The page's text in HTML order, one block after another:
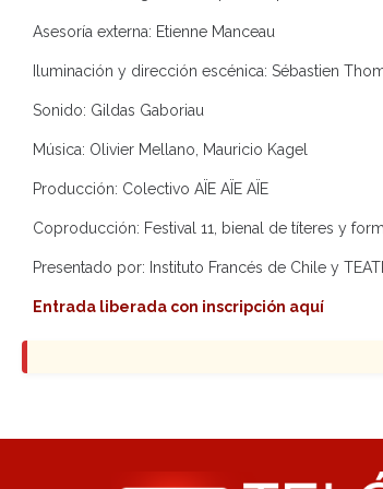
Asesoría externa: Etienne Manceau
Iluminación y dirección escénica: Sébastien
Sonido: Gildas Gaboriau
Música: Olivier Mellano, Mauricio Kagel
Producción: Colectivo AÏE AÏE AÏE
Coproducción: Festival 11, bienal de títeres y
Presentado por: Instituto Francés de Chile y
Entrada liberada con inscripción aquí